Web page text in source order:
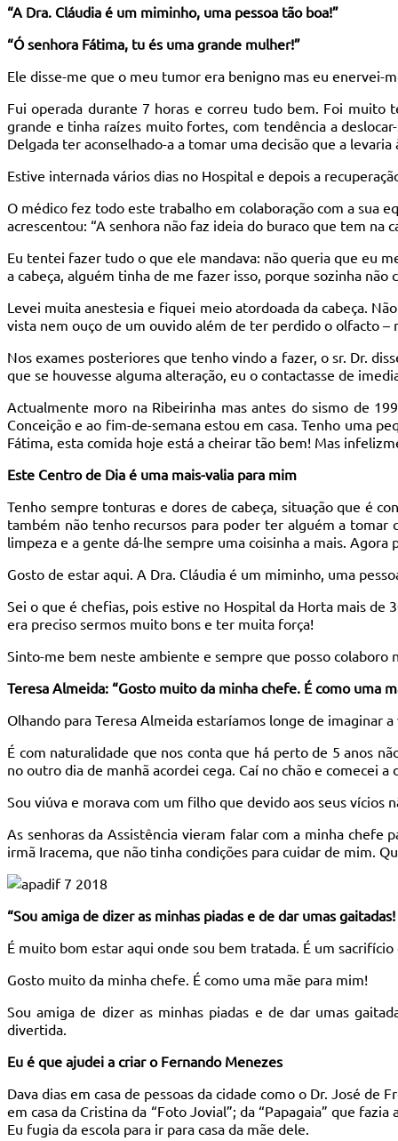
“A Dra. Cláudia é um miminho, uma pessoa tão boa!”
“Ó senhora Fátima, tu és uma grande mulher!”
Ele disse-me que o meu tumor era benigno mas eu enervei-
Fui operada durante 7 horas e correu tudo bem. Foi
grande e tinha raízes muito fortes, com tendência a
Delgada ter aconselhado-a a tomar uma decisão que a levaria
Estive internada vários dias no Hospital e depois a
O médico fez todo este trabalho em colaboração com a sua
acrescentou: “A senhora não faz ideia do buraco que tem na
Eu tentei fazer tudo o que ele mandava: não queria que eu
a cabeça, alguém tinha de me fazer isso, porque sozinha não
Levei muita anestesia e fiquei meio atordoada da cabeça.
vista nem ouço de um ouvido além de ter perdido o olfacto –
Nos exames posteriores que tenho vindo a fazer, o sr. Dr.
que se houvesse alguma alteração, eu o contactasse de
Actualmente moro na Ribeirinha mas antes do sismo de
Conceição e ao fim-de-semana estou em casa. Tenho uma
Fátima, esta comida hoje está a cheirar tão bem! Mas
Este Centro de Dia é uma mais-valia para mim
Tenho sempre tonturas e dores de cabeça, situação que é
também não tenho recursos para poder ter alguém a tomar
limpeza e a gente dá-lhe sempre uma coisinha a mais.
Gosto de estar aqui. A Dra. Cláudia é um miminho, uma
Sei o que é chefias, pois estive no Hospital da Horta mais
era preciso sermos muito bons e ter muita força!
Sinto-me bem neste ambiente e sempre que posso colaboro
Teresa Almeida: “Gosto muito da minha chefe. É como uma
Olhando para Teresa Almeida estaríamos longe de imaginar
É com naturalidade que nos conta que há perto de 5 anos
no outro dia de manhã acordei cega. Caí no chão e comecei a
Sou viúva e morava com um filho que devido aos seus vícios
As senhoras da Assistência vieram falar com a minha chefe
irmã Iracema, que não tinha condições para cuidar de mim.
“Sou amiga de dizer as minhas piadas e de dar umas
É muito bom estar aqui onde sou bem tratada. É um
Gosto muito da minha chefe. É como uma mãe para mim!
Sou amiga de dizer as minhas piadas e de dar umas
divertida.
Eu é que ajudei a criar o Fernando Menezes
Dava dias em casa de pessoas da cidade como o Dr. José de
em casa da Cristina da “Foto Jovial”; da “Papagaia” que
Eu fugia da escola para ir para casa da mãe dele.